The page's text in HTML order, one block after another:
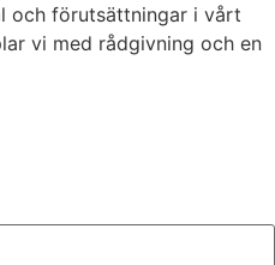
och förutsättningar i vårt
vi med rådgivning och en